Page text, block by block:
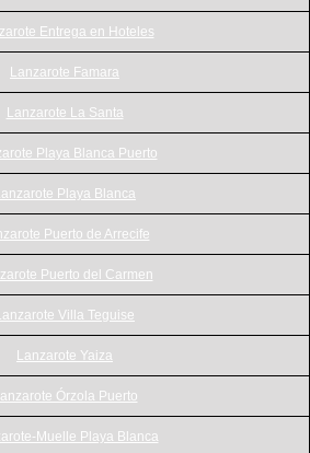
Entrega en Hoteles
Lanzarote Famara
Lanzarote La Santa
Playa Blanca Puerto
Playa Blanca
Puerto de Arrecife
Puerto del Carmen
Villa Teguise
Lanzarote Yaiza
Órzola Puerto
Muelle Playa Blanca